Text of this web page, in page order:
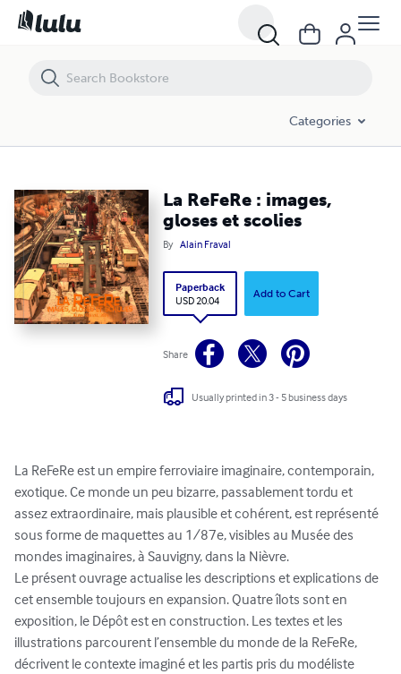
Categories
La ReFeRe : images,
gloses et scolies
By Alain Fraval
Paperback
USD 20.04
Add to Cart
Share
Usually printed in 3 - 5 business days
La ReFeRe est un empire ferroviaire imaginaire, contemporain,
exotique. Ce monde un peu bizarre, passablement tordu et
assez extraordinaire, mais plausible et cohérent, est représenté
sous forme de maquettes au 1/87e, visibles au Musée des
mondes imaginaires, à Sauvigny, dans la Nièvre.
Le présent ouvrage actualise les descriptions et explications de
cet ensemble toujours en expansion. Quatre îlots sont en
exposition, le Dépôt est en construction. Les textes et les
illustrations parcourent l’ensemble du monde de la ReFeRe,
décrivent le contexte imaginé et les partis pris du modéliste
La ReFeRe : images, gloses et scolies